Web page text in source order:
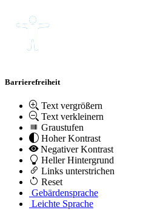
Barrierefreiheit
Text vergrößern
Text verkleinern
Graustufen
Hoher Kontrast
Negativer Kontrast
Heller Hintergrund
Links unterstrichen
Reset
Gebärdensprache
Leichte Sprache